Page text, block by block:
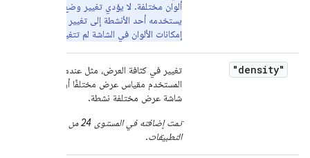
ألوان مختلفة. لا يؤدي تغيير وضع الألوان الذي
يستخدمه أحد الأنشطة إلى تغيير الإعدادات، لأنّ
إمكانات الألوان في الشاشة لم تتغير.
"density"
تغيير في كثافة العرض، مثل عندما يحدّد
المستخدم مقياس عرض مختلفًا أو عندما تصبح
شاشة عرض مختلفة نشطة.
تمت إضافته في المستوى 24 من واجهة برمجة
التطبيقات.